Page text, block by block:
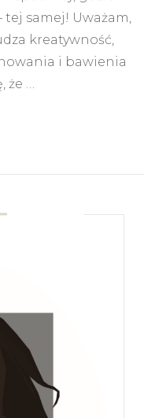
tej samej! Uważam,
kreatywność,
i bawienia
że …